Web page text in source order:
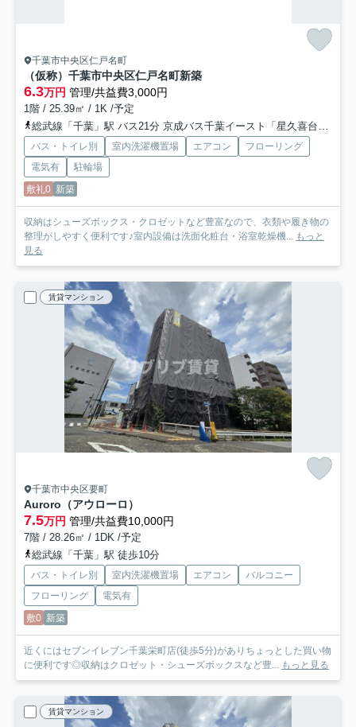
千葉市中央区仁戸名町
（仮称）千葉市中央区仁戸名町新築
6.3万円 管理/共益費3,000円
1階 / 25.39㎡ / 1K /予定
総武線「千葉」駅 バス21分 京成バス千葉イースト「星久喜台」 停歩4分
バス・トイレ別 室内洗濯機置場 エアコン
フローリング
電気有
駐輪場
敷礼0 新築
収納はシューズボックス・クロゼットなど豊富なので、衣類や履き物の
整理がしやすく便利です♪室内設備は洗面化粧台・浴室乾燥機...
もっと
見る
賃貸マンション
千葉市中央区要町
Auroro（アウローロ）
7.5万円 管理/共益費10,000円
7階 / 28.26㎡ / 1DK /予定
総武線「千葉」駅 徒歩10分
バス・トイレ別 室内洗濯機置場 エアコン
バルコニー
フローリング
電気有
敷0 新築
近くにはセブンイレブン千葉栄町店(徒歩5分)がありちょっとした買い物
に便利です◎収納はクロゼット・シューズボックスなど豊...
もっと見る
賃貸マンション